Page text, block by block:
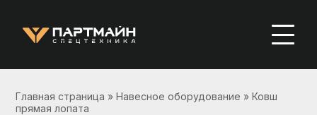
Главная страница »Навесное оборудование »Ковш
прямая лопата